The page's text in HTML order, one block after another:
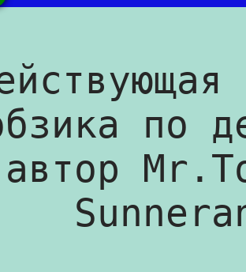
по
автор